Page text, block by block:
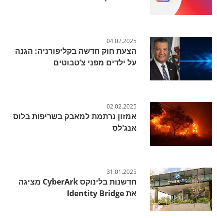
04.02.2025
הצעת חוק חדשה בקליפורניה: הגנה
על ילדים מפני צ’טבוטים
02.02.2025
אמזון נרתמת למאבק בשריפות בלוס
אנג'לס
31.01.2025
חדשנות בלינוקס CyberArk מציגה
את Identity Bridge